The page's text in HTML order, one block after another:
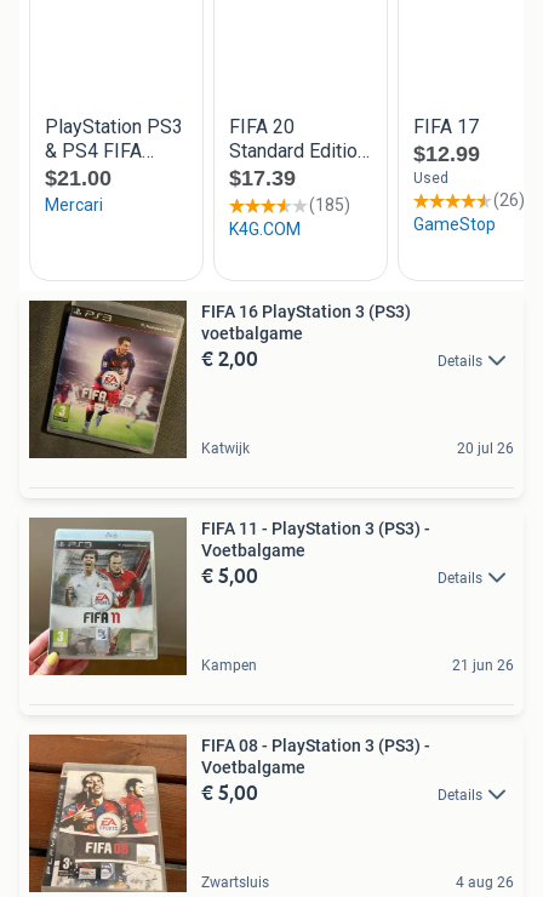
FIFA 16 PlayStation 3 (PS3)
voetbalgame
€ 2,00 Details
Katwijk 20 jul 26
FIFA 11 - PlayStation 3 (PS3) -
Voetbalgame
€ 5,00 Details
Kampen 21 jun 26
FIFA 08 - PlayStation 3 (PS3) -
Voetbalgame
€ 5,00 Details
Zwartsluis 4 aug 26